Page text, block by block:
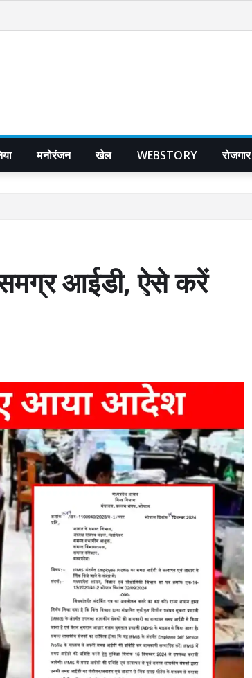
मनोरंजन खेल WEBSTORY रोजगार
समग्र आईडी, ऐसे करें